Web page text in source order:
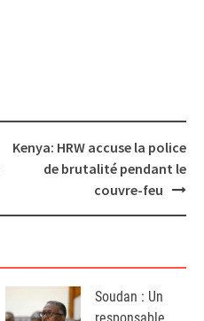
Kenya: HRW accuse la police
de brutalité pendant le
couvre-feu
Soudan : Un